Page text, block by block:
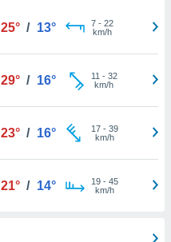
25° / 13° 7- 22
km/h
29° / 16° 11 - 32
km/h
23° / 16° 17- 39
km/h
21° / 14° 19- 45
km/h